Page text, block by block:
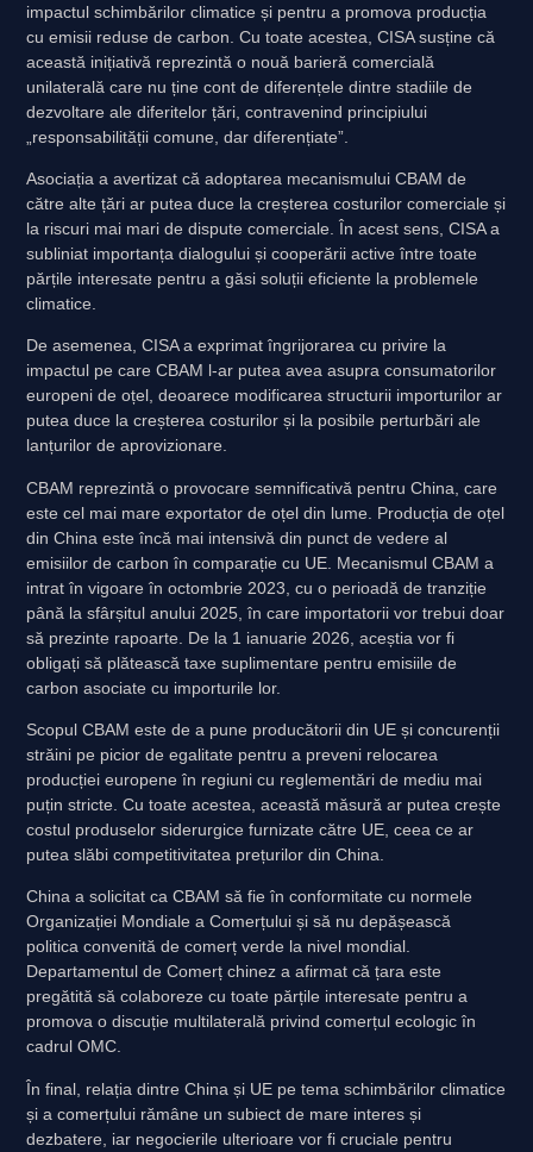
impactul schimbărilor climatice și pentru a promova producția
cu emisii reduse de carbon. Cu toate acestea, CISA susține că
această inițiativă reprezintă o nouă barieră comercială
unilaterală care nu ține cont de diferențele dintre stadiile de
dezvoltare ale diferitelor țări, contravenind principiului
„responsabilității comune, dar diferențiate”.
Asociația a avertizat că adoptarea mecanismului CBAM de
către alte țări ar putea duce la creșterea costurilor comerciale și
la riscuri mai mari de dispute comerciale. În acest sens, CISA a
subliniat importanța dialogului și cooperării active între toate
părțile interesate pentru a găsi soluții eficiente la problemele
climatice.
De asemenea, CISA a exprimat îngrijorarea cu privire la
impactul pe care CBAM l-ar putea avea asupra consumatorilor
europeni de oțel, deoarece modificarea structurii importurilor ar
putea duce la creșterea costurilor și la posibile perturbări ale
lanțurilor de aprovizionare.
CBAM reprezintă o provocare semnificativă pentru China, care
este cel mai mare exportator de oțel din lume. Producția de oțel
din China este încă mai intensivă din punct de vedere al
emisiilor de carbon în comparație cu UE. Mecanismul CBAM a
intrat în vigoare în octombrie 2023, cu o perioadă de tranziție
până la sfârșitul anului 2025, în care importatorii vor trebui doar
să prezinte rapoarte. De la 1 ianuarie 2026, aceștia vor fi
obligați să plătească taxe suplimentare pentru emisiile de
carbon asociate cu importurile lor.
Scopul CBAM este de a pune producătorii din UE și concurenții
străini pe picior de egalitate pentru a preveni relocarea
producției europene în regiuni cu reglementări de mediu mai
puțin stricte. Cu toate acestea, această măsură ar putea crește
costul produselor siderurgice furnizate către UE, ceea ce ar
putea slăbi competitivitatea prețurilor din China.
China a solicitat ca CBAM să fie în conformitate cu normele
Organizației Mondiale a Comerțului și să nu depășească
politica convenită de comerț verde la nivel mondial.
Departamentul de Comerț chinez a afirmat că țara este
pregătită să colaboreze cu toate părțile interesate pentru a
promova o discuție multilaterală privind comerțul ecologic în
cadrul OMC.
În final, relația dintre China și UE pe tema schimbărilor climatice
și a comerțului rămâne un subiect de mare interes și
dezbatere, iar negocierile ulterioare vor fi cruciale pentru